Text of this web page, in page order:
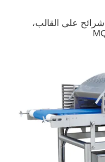
على القالب،